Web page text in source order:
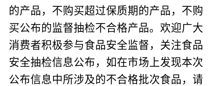
的产品，不购买超过保质期的产品，不购
买公布的监督抽检不合格产品。欢迎广大
消费者积极参与食品安全监督，关注食品
安全抽检信息公布，如在市场上发现本次
公布信息中所涉及的不合格批次食品，请